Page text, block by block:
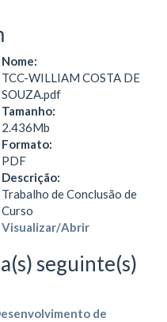
Nome:
TCC-WILLIAM COSTA DE
SOUZA.pdf
Tamanho:
2.436Mb
Formato:
PDF
Descrição:
Trabalho de Conclusão de
Curso
Visualizar/Abrir
seguinte(s)
de